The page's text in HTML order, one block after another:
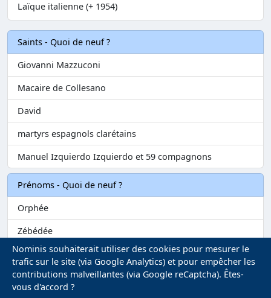
Laïque italienne (+ 1954)
Saints - Quoi de neuf ?
Giovanni Mazzuconi
Macaire de Collesano
David
martyrs espagnols clarétains
Manuel Izquierdo Izquierdo et 59 compagnons
Prénoms - Quoi de neuf ?
Orphée
Zébédée
Melvil
Matilin
Nominis souhaiterait utiliser des cookies pour mesurer le
trafic sur le site (via Google Analytics) et pour empêcher les
contributions malveillantes (via Google reCaptcha). Êtes-
vous d'accord ?